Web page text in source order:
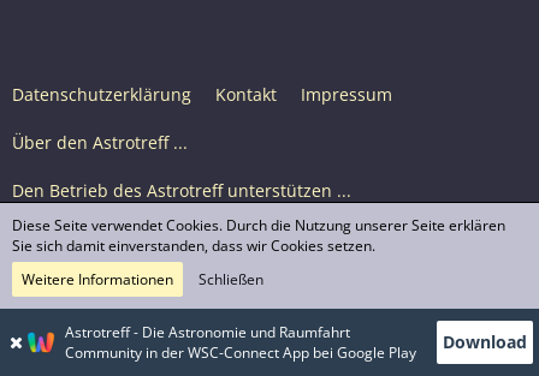
Datenschutzerklärung Kontakt Impressum
Über den Astrotreff ...
Den Betrieb des Astrotreff unterstützen ...
Nutzungsbedingungen
© Astrotreff 2001-2026, lizenziert unter CC BY-SA,
sofern für einzelne Inhalte nicht anders angegeben
Astrotreff - Die Astronomie und Raumfahrt
Community in der WSC-Connect App bei Google Play
Download
Diese Seite verwendet Cookies. Durch die Nutzung unserer Seite erklären
Sie sich damit einverstanden, dass wir Cookies setzen.
Weitere Informationen
Schließen